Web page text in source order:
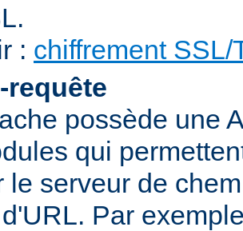
: chiffrement SSL/
requête
possède une
qui
le serveur de
Par